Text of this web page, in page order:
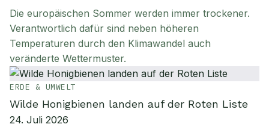
Die europäischen Sommer werden immer trockener.
Verantwortlich dafür sind neben höheren
Temperaturen durch den Klimawandel auch
veränderte Wettermuster.
ERDE & UMWELT
Wilde Honigbienen landen auf der Roten Liste
24. Juli 2026